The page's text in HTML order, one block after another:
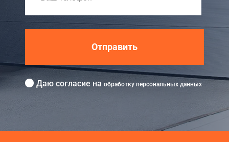
Отправить
Даю согласие на обработку персональных данных